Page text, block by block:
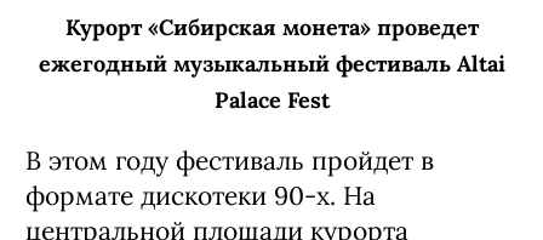
Курорт «Сибирская монета» проведет
ежегодный музыкальный фестиваль Altai
Palace Fest
В этом году фестиваль пройдет в
формате дискотеки 90-х. На
центральной площади курорта